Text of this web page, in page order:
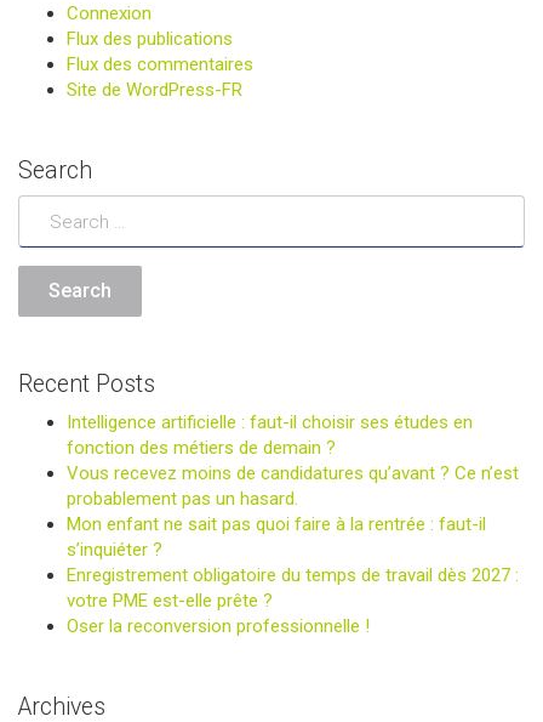
Connexion
Flux des publications
Flux des commentaires
Site de WordPress-FR
Search
Recent Posts
Intelligence artificielle : faut-il choisir ses études en
fonction des métiers de demain ?
Vous recevez moins de candidatures qu’avant ? Ce n’est
probablement pas un hasard.
Mon enfant ne sait pas quoi faire à la rentrée : faut-il
s’inquiéter ?
Enregistrement obligatoire du temps de travail dès 2027 :
votre PME est-elle prête ?
Oser la reconversion professionnelle !
Archives